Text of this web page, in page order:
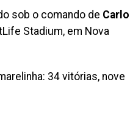
sob o comando de Carlo
Stadium, em Nova
34 vitórias, nove